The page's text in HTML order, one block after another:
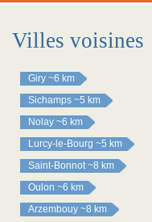
Villes voisines
Giry ~6 km
Sichamps ~5 km
Nolay ~6 km
Lurcy-le-Bourg ~5 km
Saint-Bonnot ~8 km
Oulon ~6 km
Arzembouy ~8 km